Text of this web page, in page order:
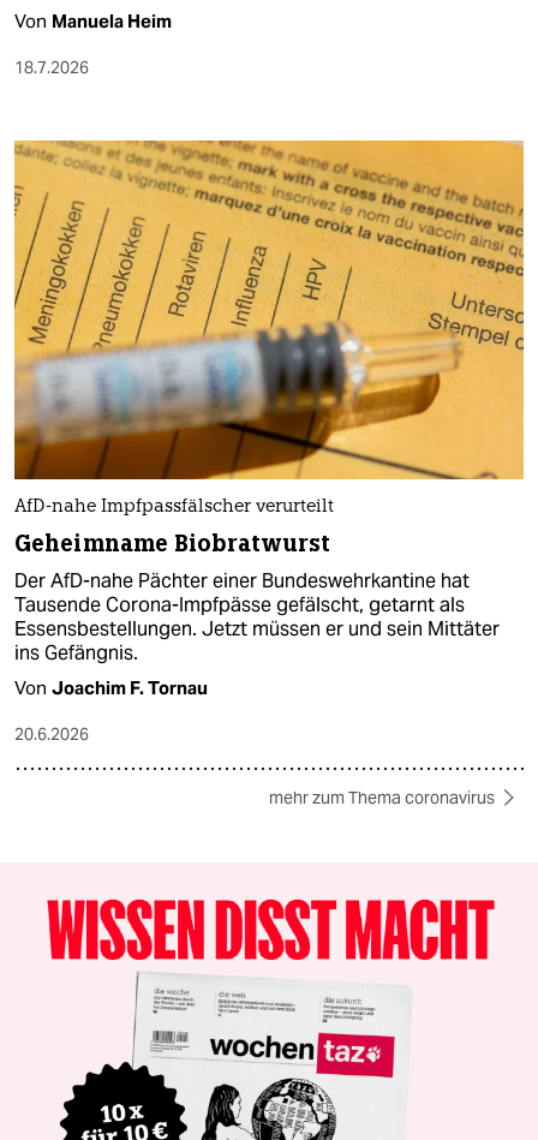
Von Manuela Heim
18.7.2026
AfD-nahe Impfpassfälscher verurteilt
Geheimname Biobratwurst
Der AfD-nahe Pächter einer Bundeswehrkantine hat
Tausende Corona-Impfpässe gefälscht, getarnt als
Essensbestellungen. Jetzt müssen er und sein Mittäter
ins Gefängnis.
Von Joachim F. Tornau
20.6.2026
mehr zum Thema coronavirus